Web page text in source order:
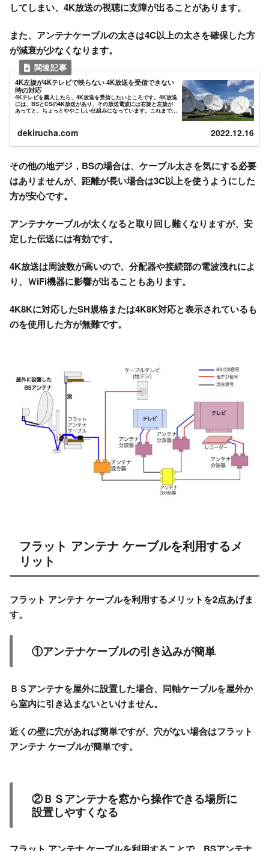
してしまい、4K放送の視聴に支障が出ることがあります。
また、アンテナケーブルの太さは4C以上の太さを確保した方
が減衰が少なくなります。
4K左旋が4Kテレビで映らない 4K放送を受信できない
時の対応
4Kテレビを購入したら、4K放送を受信したいところです。4K放送
には、BSとCSの4K放送があり、その放送電波には右旋と左旋が
あってと、ちょっとややこしい仕組みになっています。これまで使
dekirucha.com 2022.12.16
その他の地デジ，BSの場合は、ケーブル太さを気にする必要
はありませんが、距離が長い場合は3C以上を使うようにした
方が安心です。
アンテナケーブルが太くなると取り回し難くなりますが、安
定した伝送には有効です。
4K放送は周波数が高いので、分配器や接続部の電波洩れによ
り、ＷiFi機器に影響が出ることもあります。
4K8Kに対応したSH規格または4K8K対応と表示されているも
のを使用した方が無難です。
フラット アンテナ ケーブルを利用するメ
リット
フラット アンテナ ケーブルを利用するメリットを2点あげま
す。
①アンテナケーブルの引き込みが簡単
ＢＳアンテナを屋外に設置した場合、同軸ケーブルを屋外か
ら室内に引き込まないといけません。
近くの壁に穴があれば簡単ですが、穴がない場合はフラット
アンテナ ケーブルが簡単です。
②ＢＳアンテナを窓から操作できる場所に
設置しやすくなる